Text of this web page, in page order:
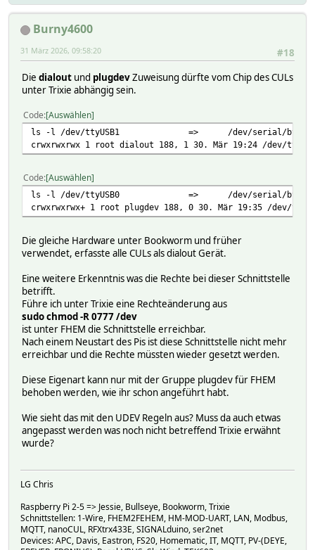
Burny4600
#18
31 März 2026, 09:58:20
Die dialout und plugdevZuweisung dürfte vom Chip des CULs
unter Trixie abhängig sein.
Code Auswählen
ls -l /dev/ttyUSB1 =>
/dev/serial/by-id/
crwxrwxrwx 1 root dialout 188, 1 30. Mär 19:24 /dev/
Code Auswählen
ls -l /dev/ttyUSB0 =>
/dev/serial/by-id/
crwxrwxrwx+ 1 root plugdev 188, 0 30. Mär 19:35 /dev/
Die gleiche Hardware unter Bookworm und früher
verwendet, erfasste alle CULs als dialout Gerät.
Eine weitere Erkenntnis was die Rechte bei dieser Schnittstelle
betrifft.
Führe ich unter Trixie eine Rechteänderung aus
sudo chmod -R 0777 /dev
ist unter FHEM die Schnittstelle erreichbar.
Nach einem Neustart des Pis ist diese Schnittstelle nicht mehr
erreichbar und die Rechte müssten wieder gesetzt werden.
Diese Eigenart kann nur mit der Gruppe plugdev für FHEM
behoben werden, wie ihr schon angeführt habt.
Wie sieht das mit den UDEV Regeln aus? Muss da auch etwas
angepasst werden was noch nicht betreffend Trixie erwähnt
wurde?
LG Chris
Raspberry Pi 2-5 => Jessie, Bullseye, Bookworm, Trixie
Schnittstellen: 1-Wire, FHEM2FEHEM, HM-MOD-UART, LAN, Modbus,
MQTT, nanoCUL, RFXtrx433E, SIGNALduino, ser2net
Devices: APC, Davis, Eastron, FS20, Homematic, IT, MQTT, PV-(DEYE,